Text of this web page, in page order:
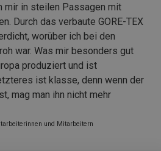
mir in steilen Passagen mit
Durch das verbaute GORE-TEX
worüber ich bei den
war. Was mir besonders gut
produziert und ist
ist klasse, denn wenn der
mag man ihn nicht mehr
und Mitarbeitern